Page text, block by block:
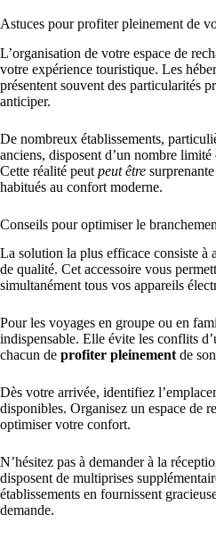
Astuces pour profiter pleinement de
L’organisation de votre espace de
votre expérience touristique. Les
présentent souvent des particularités
anticiper.
De nombreux établissements,
anciens, disposent d’un nombre limité
Cette réalité peut peut être
habitués au confort moderne.
Conseils pour optimiser le
La solution la plus efficace consiste à
de qualité. Cet accessoire vous
simultanément tous vos appareils
Pour les voyages en groupe ou en
indispensable. Elle évite les conflits
chacun de profiter pleinement de son
Dès votre arrivée, identifiez
disponibles. Organisez un espace de
optimiser votre confort.
N’hésitez pas à demander à la
disposent de multiprises
établissements en fournissent
demande.